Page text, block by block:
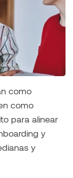
como
como
para alinear
y
y